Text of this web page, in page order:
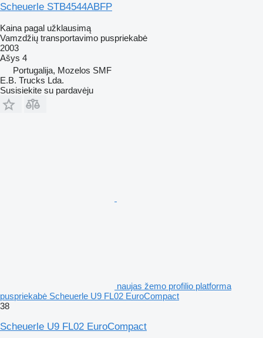
Scheuerle STB4544ABFP
Kaina pagal užklausimą
Vamzdžių transportavimo puspriekabė
2003
Ašys 4
Portugalija, Mozelos SMF
E.B. Trucks Lda.
Susisiekite su pardavėju
naujas žemo profilio platforma
puspriekabė Scheuerle U9 FL02 EuroCompact
38
Scheuerle U9 FL02 EuroCompact